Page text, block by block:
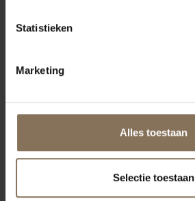
Statistieken
Marketing
Alles toestaan
Selectie toestaan